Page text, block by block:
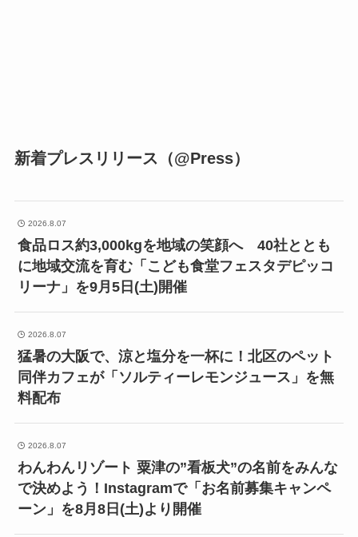
新着プレスリリース（@Press）
2026.8.07
食品ロス約3,000kgを地域の笑顔へ 40社ととも
に地域交流を育む「こども食堂フェスタデピッコ
リーナ」を9月5日(土)開催
2026.8.07
猛暑の大阪で、涼と塩分を一杯に！北区のペット
同伴カフェが「ソルティーレモンジュース」を無
料配布
2026.8.07
わんわんリゾート 粟津の”看板犬”の名前をみんな
で決めよう！Instagramで「お名前募集キャンペ
ーン」を8月8日(土)より開催